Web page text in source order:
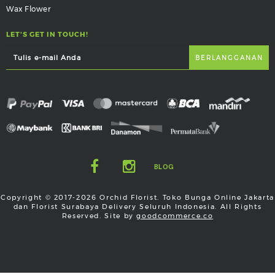
Wax Flower
LET'S GET IN TOUCH!
BLOG
Copyright © 2017-2026 Orchid Florist. Toko Bunga Online Jakarta
dan Florist Surabaya Delivery Seluruh Indonesia. All Rights
Reserved. Site bygoodcommerce.co